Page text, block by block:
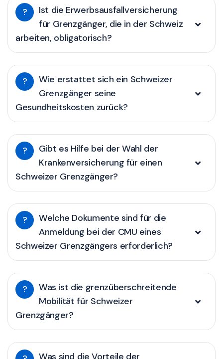
?
Ist die Erwerbsausfallversicherung
für Grenzgänger, die in der Schweiz
arbeiten, obligatorisch?
?
Wie erstattet sich ein Schweizer
Grenzgänger seine
Gesundheitskosten zurück?
?
Gibt es Hilfe bei der Wahl der
Krankenversicherung für einen
Schweizer Grenzgänger?
?
Welche Dokumente sind für die
Anmeldung bei der CMU eines
Schweizer Grenzgängers erforderlich?
?
Was ist die grenzüberschreitende
Mobilität für Schweizer
Grenzgänger?
Was sind die Vorteile der